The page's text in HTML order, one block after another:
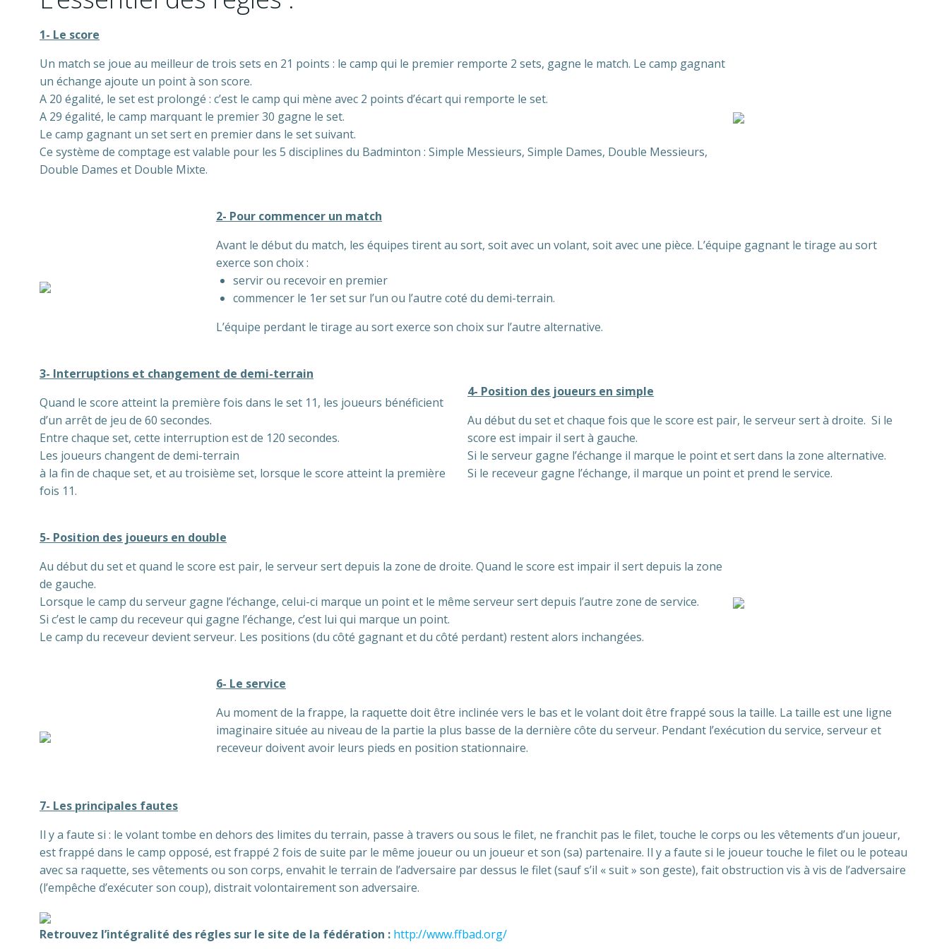
1- Le score
Un match se joue au meilleur de trois sets en 21 points : le camp qui le premier remporte 2 sets, gagne le match. Le camp gagnant
un échange ajoute un point à son score.
A 20 égalité, le set est prolongé : c’est le camp qui mène avec 2 points d’écart qui remporte le set.
A 29 égalité, le camp marquant le premier 30 gagne le set.
Le camp gagnant un set sert en premier dans le set suivant.
Ce système de comptage est valable pour les 5 disciplines du Badminton : Simple Messieurs, Simple Dames, Double Messieurs,
Double Dames et Double Mixte.
2- Pour commencer un match
Avant le début du match, les équipes tirent au sort, soit avec un volant, soit avec une pièce. L’équipe gagnant le tirage au sort
exerce son choix :
servir ou recevoir en premier
commencer le 1er set sur l’un ou l’autre coté du demi-terrain.
L’équipe perdant le tirage au sort exerce son choix sur l’autre alternative.
3- Interruptions et changement de demi-terrain
Quand le score atteint la première fois dans le set 11, les joueurs bénéficient
d’un arrêt de jeu de 60 secondes.
Entre chaque set, cette interruption est de 120 secondes.
Les joueurs changent de demi-terrain
à la fin de chaque set, et au troisième set, lorsque le score atteint la première
fois 11.
4- Position des joueurs en simple
Au début du set et chaque fois que le score est pair, le serveur sert à droite. Si le
score est impair il sert à gauche.
Si le serveur gagne l’échange il marque le point et sert dans la zone alternative.
Si le receveur gagne l’échange, il marque un point et prend le service.
5- Position des joueurs en double
Au début du set et quand le score est pair, le serveur sert depuis la zone de droite. Quand le score est impair il sert depuis la zone
de gauche.
Lorsque le camp du serveur gagne l’échange, celui-ci marque un point et le même serveur sert depuis l’autre zone de service.
Si c’est le camp du receveur qui gagne l’échange, c’est lui qui marque un point.
Le camp du receveur devient serveur. Les positions (du côté gagnant et du côté perdant) restent alors inchangées.
6- Le service
Au moment de la frappe, la raquette doit être inclinée vers le bas et le volant doit être frappé sous la taille. La taille est une ligne
imaginaire située au niveau de la partie la plus basse de la dernière côte du serveur. Pendant l’exécution du service, serveur et
receveur doivent avoir leurs pieds en position stationnaire.
7- Les principales fautes
Il y a faute si : le volant tombe en dehors des limites du terrain, passe à travers ou sous le filet, ne franchit pas le filet, touche le corps ou les vêtements d’un joueur,
est frappé dans le camp opposé, est frappé 2 fois de suite par le même joueur ou un joueur et son (sa) partenaire. Il y a faute si le joueur touche le filet ou le poteau
avec sa raquette, ses vêtements ou son corps, envahit le terrain de l’adversaire par dessus le filet (sauf s’il « suit » son geste), fait obstruction vis à vis de l’adversaire
(l’empêche d’exécuter son coup), distrait volontairement son adversaire.
Retrouvez l’intégralité des régles sur le site de la fédération : http://www.ffbad.org/